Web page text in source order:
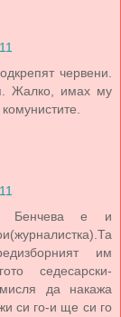
червени.
Жалко, имах му
Бенчева е и
им
седесарски-
да накажа
си го-и ще си го